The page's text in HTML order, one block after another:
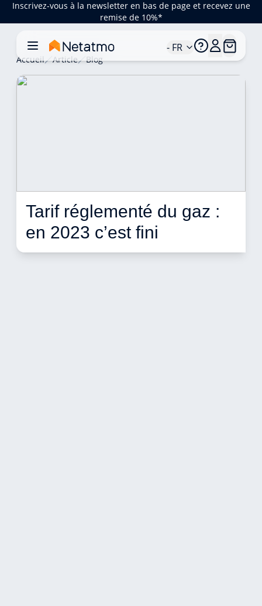
Inscrivez-vous à la newsletter en bas de page et recevez une
remise de 10%*
- FR
Accueil Article Blog
Tarif réglementé du gaz :
en 2023 c’est fini